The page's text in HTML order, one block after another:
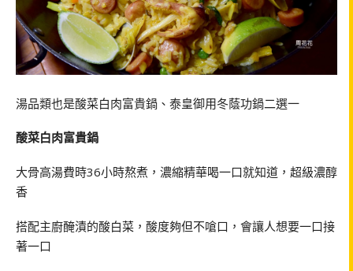
湯品類也是酸菜白肉富貴鍋、泰皇御用冬蔭功鍋二選一
酸菜白肉富貴鍋
大骨高湯費時36小時熬煮，濃縮精華喝一口就知道，超級濃醇
香
搭配主廚醃漬的酸白菜，酸度夠但不嗆口，會讓人想要一口接
著一口